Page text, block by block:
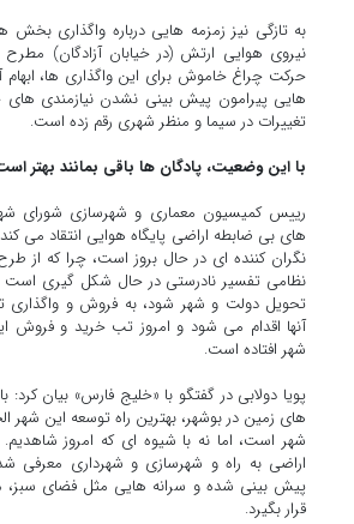
به تازگی نیز زمزمه هایی درباره واگذاری بخش
نیروی هوایی ارتش (در خیابان آزادگان) مطرح
حرکت چراغ خاموش برای این واگذاری ها، ابهام
هایی پیرامون پیش بینی نشدن نیازمندی های
تغییرات در سیما و منظر شهری رقم زده است.
با این وضعیت، پادگان ها باقی بمانند بهتر
رییس کمیسیون معماری و شهرسازی شورای
های بی ضابطه اراضی پایگاه هوایی انتقاد می
نگران کننده ای در حال بروز است، چرا که از
نظامی تفسیر نادرستی در حال شکل گیری است
تحویل دولت و شهر شود، به فروش و واگذاری
آنها اقدام می شود و امروز تب خرید و فروش
شهر افتاده است.
پویا دولابی در گفتگو با «خلیج فارس» بیان
های زمین در بوشهر، بهترین راه توسعه این شهر
شهر است، اما نه با شیوه ای که امروز شاهدیم.
اراضی به راه و شهرسازی و شهرداری معرفی
پیش بینی شده و سرانه هايی مثل فضای سبز،
قرار بگیرد.